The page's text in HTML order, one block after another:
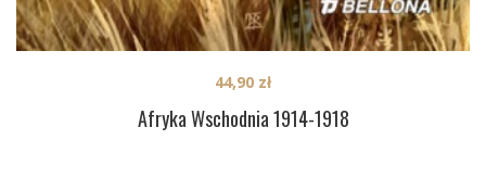
Afryka Wschodnia 1914-1918
44,90 zł